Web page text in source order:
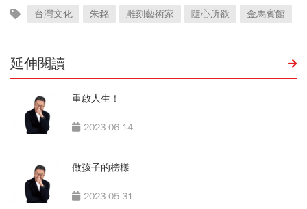
台灣文化 朱銘 雕刻藝術家 隨心所欲 金馬賓館
延伸閱讀
重啟人生！
2023-06-14
做孩子的榜樣
2023-05-31